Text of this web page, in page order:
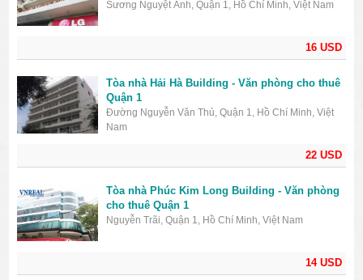
16 USD
Sương Nguyệt Ánh, Quận 1, Hồ Chí Minh, Việt Nam
22 USD
Tòa nhà Hải Hà Building - Văn phòng cho thuê
Quận 1
Đường Nguyễn Văn Thủ, Quận 1, Hồ Chí Minh, Việt
Nam
14 USD
Tòa nhà Phúc Kim Long Building - Văn phòng
cho thuê Quận 1
Nguyễn Trãi, Quận 1, Hồ Chí Minh, Việt Nam